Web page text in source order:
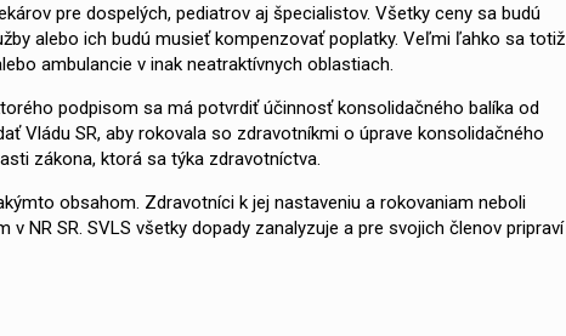
pre dospelých, pediatrov aj špecialistov. Všetky ceny sa budú
alebo ich budú musieť kompenzovať poplatky. Veľmi ľahko sa totiž
ambulancie v inak neatraktívnych oblastiach.
podpisom sa má potvrdiť účinnosť konsolidačného balíka od
Vládu SR, aby rokovala so zdravotníkmi o úprave konsolidačného
zákona, ktorá sa týka zdravotníctva.
obsahom. Zdravotníci k jej nastaveniu a rokovaniam neboli
NR SR. SVLS všetky dopady zanalyzuje a pre svojich členov pripraví